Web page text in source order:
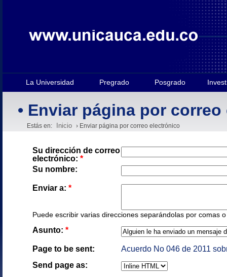
La Universidad Pregrado Posgrado
• Enviar página por
Estás en: Inicio › Enviar página por correo electrónico
Su dirección de correo
electrónico: *
Su nombre:
Enviar a: *
Puede escribir varias direcciones separándolas por comas
Asunto: *
Page to be sent:
Acuerdo No 046 de 2011
Send page as: